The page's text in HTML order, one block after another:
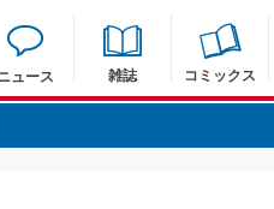
ュース 雑誌 コミックス